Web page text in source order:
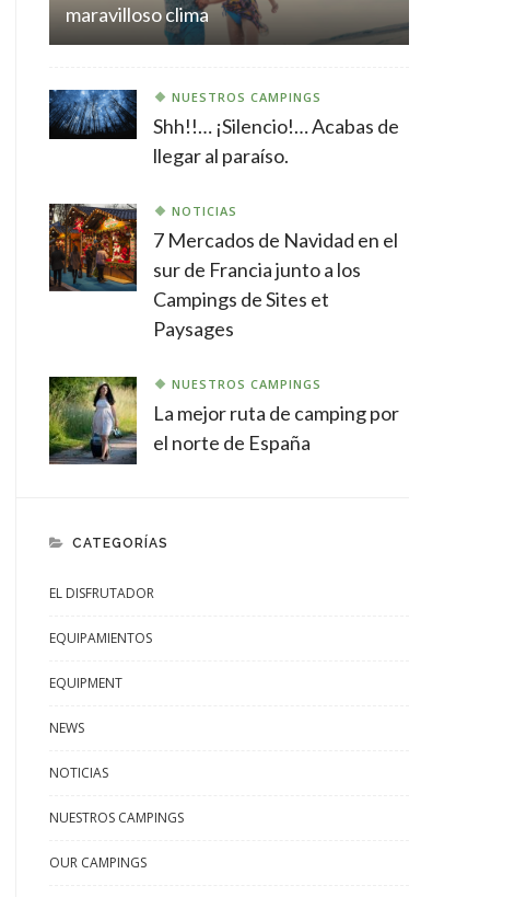
maravilloso clima
NUESTROS CAMPINGS
Shh!!… ¡Silencio!… Acabas de
llegar al paraíso.
NOTICIAS
7 Mercados de Navidad en el
sur de Francia junto a los
Campings de Sites et
Paysages
NUESTROS CAMPINGS
La mejor ruta de camping por
el norte de España
CATEGORÍAS
EL DISFRUTADOR
EQUIPAMIENTOS
EQUIPMENT
NEWS
NOTICIAS
NUESTROS CAMPINGS
OUR CAMPINGS